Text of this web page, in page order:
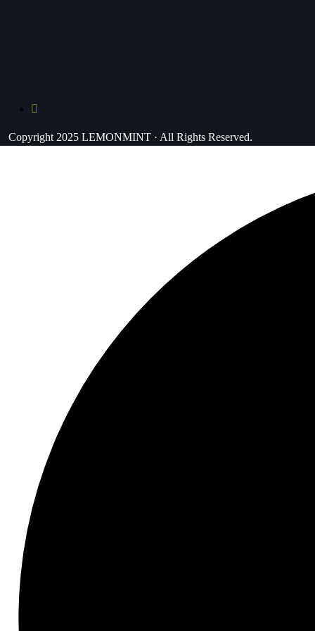
Copyright 2025 LEMONMINT · All Rights Reserved.